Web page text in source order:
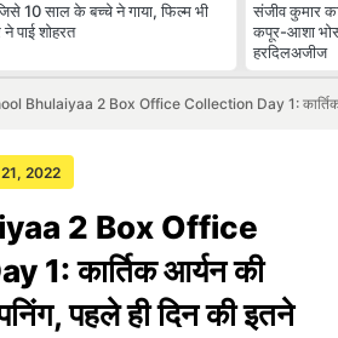
10 साल के बच्चे ने गाया, फिल्म भी
पाई शोहरत
संजीव कुमार
कपूर-आशा
हरदिलअजीज
Bhulaiyaa 2 Box Office Collection Day 1: कार्तिक
2022
2 Box Office
1: कार्तिक आर्यन की
पहले ही दिन की इतने